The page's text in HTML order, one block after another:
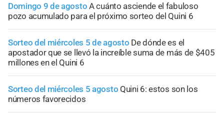
Domingo 9 de agosto A cuánto asciende el fabuloso
pozo acumulado para el próximo sorteo del Quini 6
Sorteo del miércoles 5 de agosto De dónde es el
apostador que se llevó la increíble suma de más de $405
millones en el Quini 6
Sorteo del miércoles 5 agosto Quini 6: estos son los
números favorecidos